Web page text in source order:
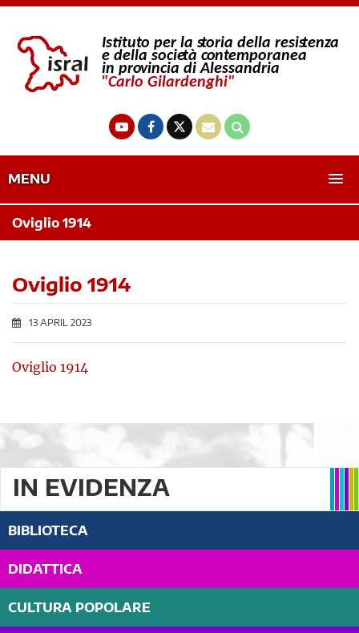
MENU
Oviglio 1914
Oviglio 1914
13 APRIL 2023
Oviglio 1914
IN EVIDENZA
BIBLIOTECA
DIDATTICA
CULTURA POPOLARE